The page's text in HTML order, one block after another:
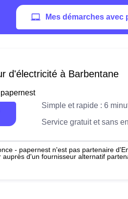
Mes démarches avec
d'électricité à Barbentane
Simple et rapide : 6
Service gratuit et sans
- papernest n'est pas partenaire
d'un fournisseur alternatif